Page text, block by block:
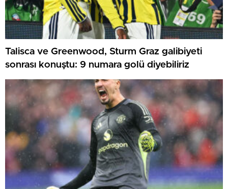
Talisca ve Greenwood, Sturm Graz galibiyeti
sonrası konuştu: 9 numara golü diyebiliriz